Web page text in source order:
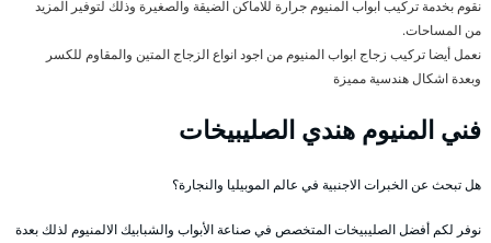
نقوم بخدمة تركيب ابواب المنيوم جرارة للاماكن الضيقة والصغيرة وذلك لتوفير المزيد
من المساحات.
نعمل أيضا تركيب زجاج ابواب المنيوم من اجود انواع الزجاج المتين والمقاوم للكسر
وبعدة اشكال هندسية مميزة
فني المنيوم هندي الصليبيخات
هل تبحث عن الخبرات الاجنبية في عالم الموبيليا والنجارة؟
نوفر لكم أفضل الصليبيخات المتخصص في صناعة الأبواب والشبابيك الالمنيوم لذلك بعدة